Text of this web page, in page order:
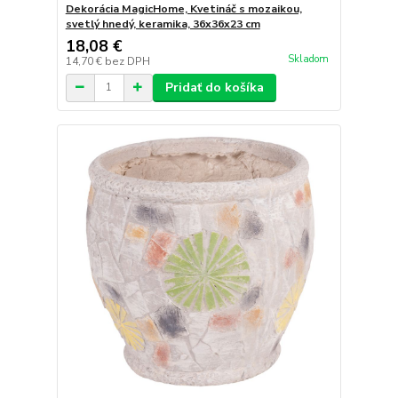
Dekorácia MagicHome, Kvetináč s mozaikou,
svetlý hnedý, keramika, 36x36x23 cm
18,08 €
14,70 € bez DPH Skladom
Pridať do košíka